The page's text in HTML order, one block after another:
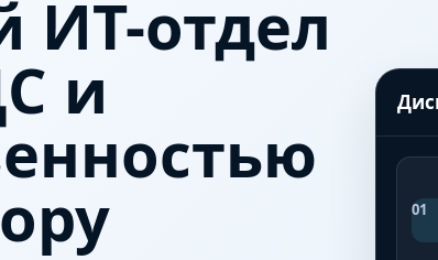
ИТ-отдел
и
01